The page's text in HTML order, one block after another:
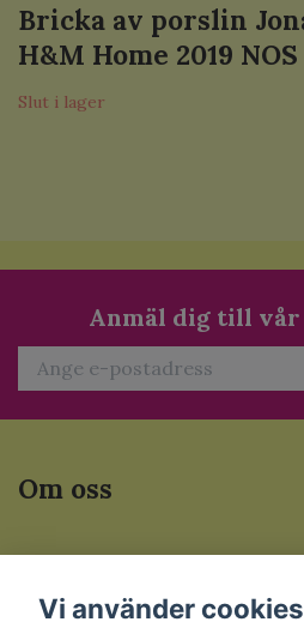
Bricka av porslin
H&M Home 2019 NOS
Slut i lager
Anmäl dig till
Om oss
Vi använder cookies